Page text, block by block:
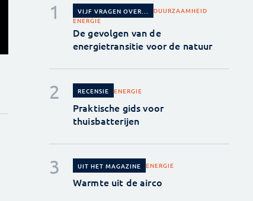
VIJF VRAGEN OVER...
DUURZAAMHEID
ENERGIE
De gevolgen van de
energietransitie voor de natuur
RECENSIE ENERGIE
Praktische gids voor
thuisbatterijen
UIT HET MAGAZINE ENERGIE
Warmte uit de airco